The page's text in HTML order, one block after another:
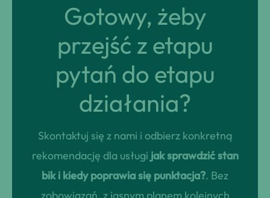
Gotowy, żeby
przejść z etapu
pytań do etapu
działania?
Skontaktuj się z nami i odbierz konkretną
rekomendację dla usługi jak sprawdzić stan
bik i kiedy poprawia się punktacja?. Bez